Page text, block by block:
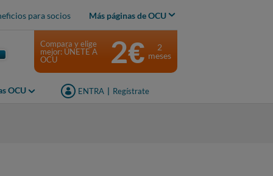
para socios Más páginas de OCU
OCU ENTRA Regístrate
Compara y elige
mejor: ÚNETE A
OCU
2€
2
meses